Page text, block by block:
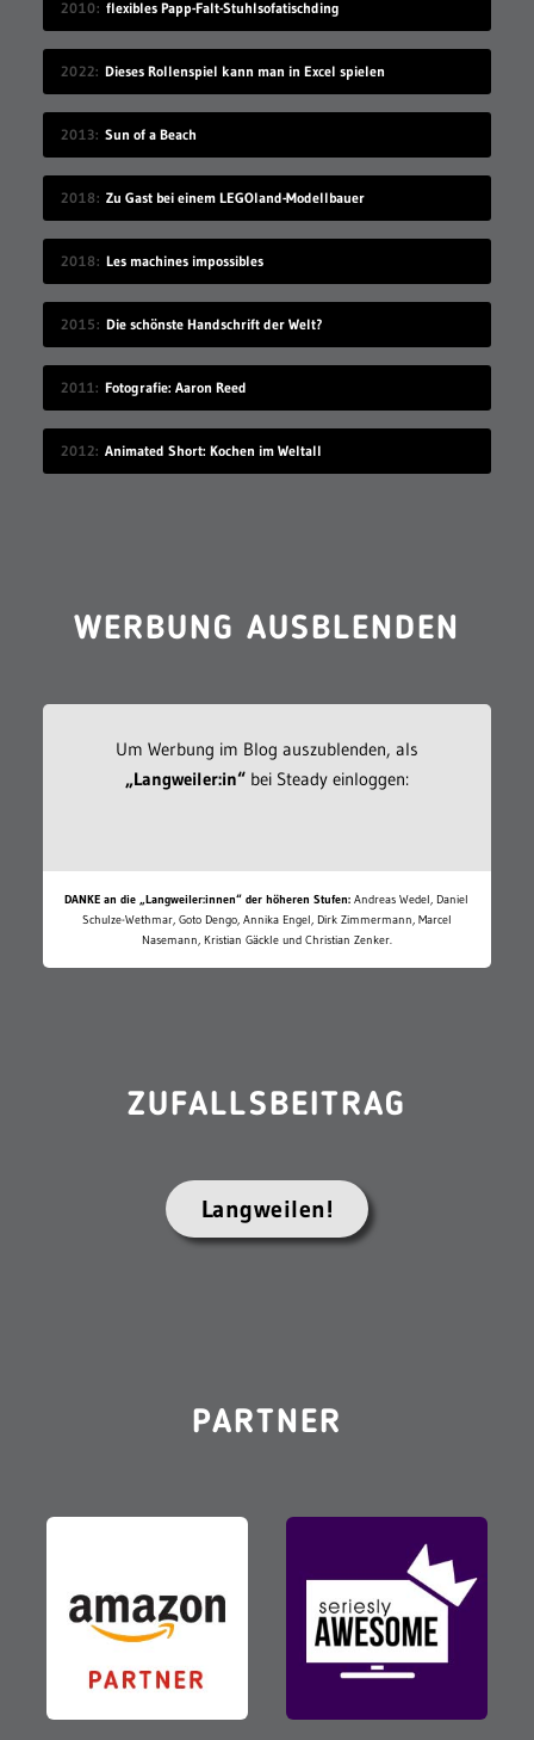
2010 flexibles Papp-Falt-Stuhlsofatischding
2022 Dieses Rollenspiel kann man in Excel spielen
2013 Sun of a Beach
2018 Zu Gast bei einem LEGOland-Modellbauer
2018 Les machines impossibles
2015 Die schönste Handschrift der Welt?
2011 Fotografie: Aaron Reed
2012 Animated Short: Kochen im Weltall
WERBUNG AUSBLENDEN
Um Werbung im Blog auszublenden, als
„Langweiler:in“bei Steady einloggen:
DANKE an die „Langweiler:innen“ der höheren Stufen: Andreas Wedel, Daniel
Schulze-Wethmar, Goto Dengo, Annika Engel, Dirk Zimmermann, Marcel
Nasemann, Kristian Gäckle und Christian Zenker.
ZUFALLSBEITRAG
Langweilen!
PARTNER